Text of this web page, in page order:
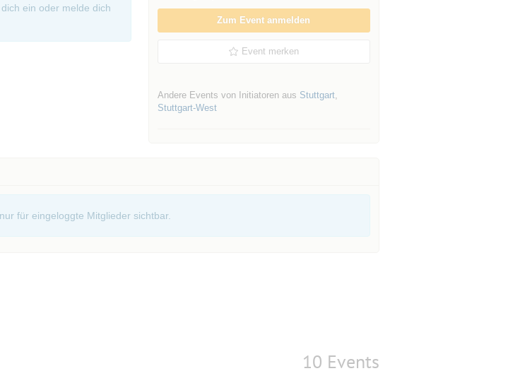
ein oder melde dich
Zum Event anmelden
Event merken
Andere Events von Initiatoren aus Stuttgart,
Stuttgart-West
für eingeloggte Mitglieder sichtbar.
10 Events